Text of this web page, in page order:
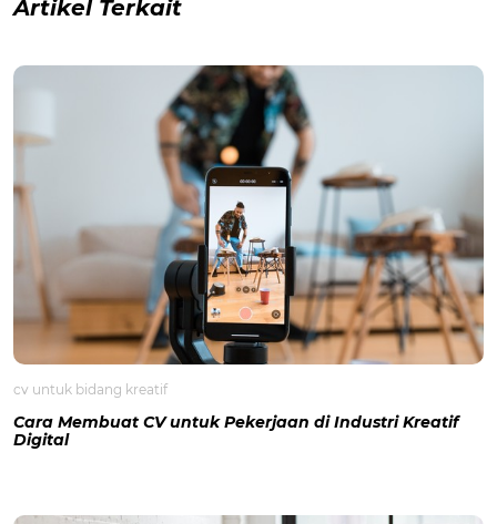
Artikel Terkait
cv untuk bidang kreatif
Cara Membuat CV untuk Pekerjaan di Industri Kreatif
Digital